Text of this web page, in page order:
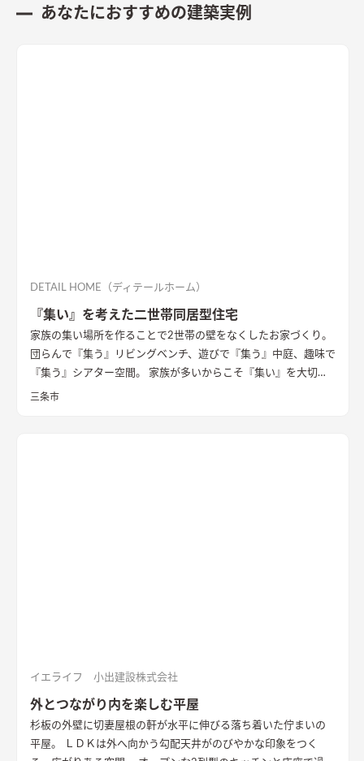
あなたにおすすめの建築実例
DETAIL HOME（ディテールホーム）
『集い』を考えた二世帯同居型住宅
家族の集い場所を作ることで2世帯の壁をなくしたお家づくり。
団らんで『集う』リビングベンチ、遊びで『集う』中庭、趣味で
『集う』シアター空間。 家族が多いからこそ『集い』を大切に
したお家になっています。
三条市
イエライフ 小出建設株式会社
外とつながり内を楽しむ平屋
杉板の外壁に切妻屋根の軒が水平に伸びる落ち着いた佇まいの
平屋。 ＬＤＫは外へ向かう勾配天井がのびやかな印象をつく